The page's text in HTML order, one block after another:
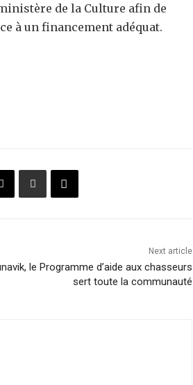
de la Culture afin de
à un financement adéquat.
Next article
le Programme d’aide aux chasseurs
sert toute la communauté